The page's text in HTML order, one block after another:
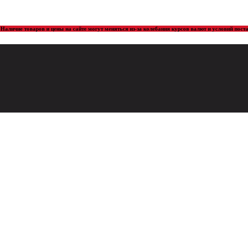
Наличие товаров и цены на сайте могут меняться из-за колебания курсов валют и условий